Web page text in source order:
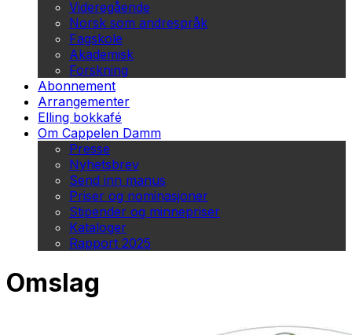
Videregående
Norsk som andrespråk
Fagskole
Akademisk
Forskning
Abonnement
Arrangementer
Elling bokkafé
Om Cappelen Damm
Presse
Nyhetsbrev
Send inn manus
Priser og nominasjoner
Stipender og minnepriser
Kataloger
Rapport 2025
Omslag